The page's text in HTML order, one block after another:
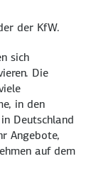
der KfW.
sich
Die
in den
Deutschland
Angebote,
auf dem